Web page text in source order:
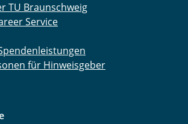
TU Braunschweig
Service
für Hinweisgeber